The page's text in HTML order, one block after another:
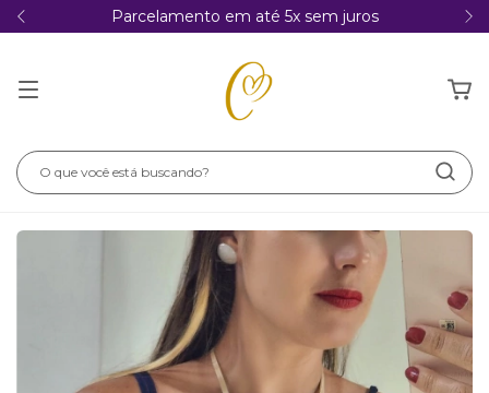
Parcelamento em até 5x sem juros